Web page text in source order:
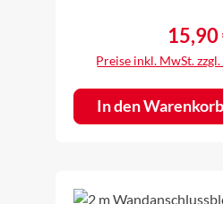
eine kleine Abkantung
Wand mit Silikon. Die
regensicher ausgeführt
werden die Bleche
cm.Länge: 2 min
8014)einseitig farbig,
15,90
Preise inkl. MwSt.
In den Warenkorb